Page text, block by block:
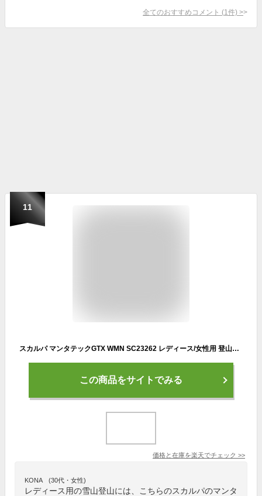
全てのおすすめコメント (1 件) >
11
スカルパ マンタテックGTX WMN SC23262 レディース/女性用 登山靴 ブルー セミワンタッチクランポン対応 ロストアロー正規取扱
この商品をサイトでみる
価格と在庫を楽天でチェック >>
KONA (30代・女性)
レディース用の雪山登山には、こちらのスカルパのマンタ